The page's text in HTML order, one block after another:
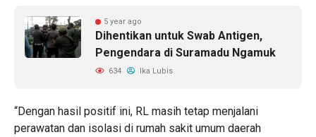
5 year ago
Dihentikan untuk Swab Antigen,
Pengendara di Suramadu Ngamuk
634 Ika Lubis
“Dengan hasil positif ini, RL masih tetap menjalani
perawatan dan isolasi di rumah sakit umum daerah